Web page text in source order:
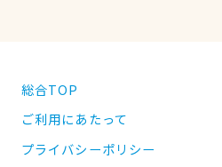
総合TOP
ご利用にあたって
プライバシーポリシー